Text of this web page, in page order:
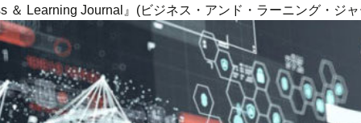
＆ Learning Journal』(ビジネス・アンド・ラーニング・ジ